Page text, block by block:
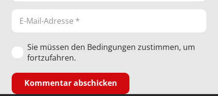
Sie müssen den Bedingungen zustimmen, um
fortzufahren.
Kommentar abschicken